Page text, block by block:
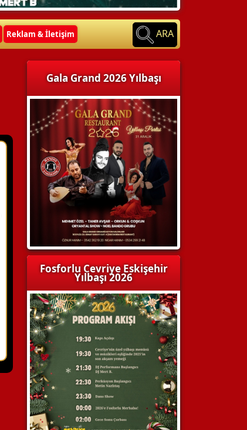
Reklam & İletişim ARA
Gala Grand 2026 Yılbaşı
Fosforlu Cevriye Eskişehir
Yılbaşı 2026